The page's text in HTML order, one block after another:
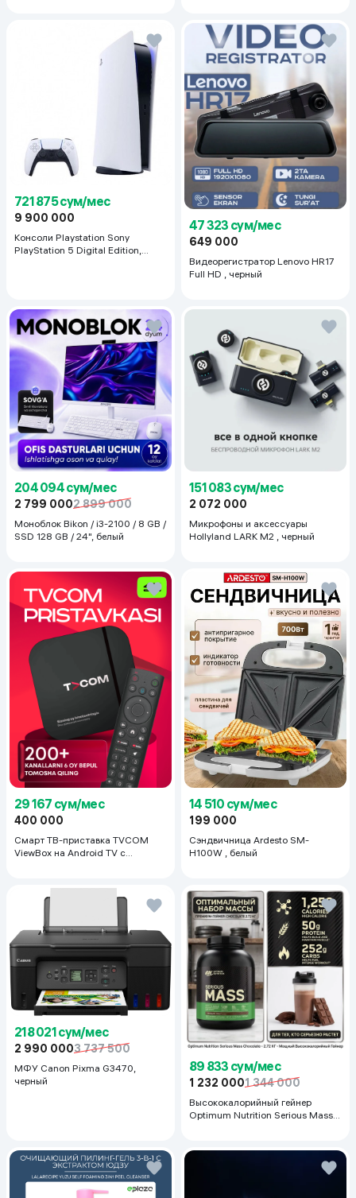
721 875 сум/мес
9 900 000
Консоли Playstation Sony
PlayStation 5 Digital Edition,
47 323 сум/мес
649 000
Видеорегистратор Lenovo HR17
Full HD , черный
204 094 сум/мес
2 799 0002 899 000
Моноблок Bikon / i3-2100 / 8 GB /
SSD 128 GB / 24", белый
151 083 сум/мес
2 072 000
Микрофоны и аксессуары
Hollyland LARK M2 , черный
29 167 сум/мес
400 000
Смарт ТВ-приставка TVCOM
ViewBox на Android TV с
14 510 сум/мес
199 000
Сэндвичница Ardesto SM-
H100W , белый
218 021 сум/мес
2 990 0003 737 500
МФУ Canon Pixma G3470,
черный
89 833 сум/мес
1 232 0001 344 000
Высококалорийный гейнер
Optimum Nutrition Serious Mass,